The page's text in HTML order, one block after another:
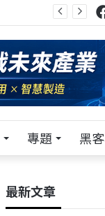
專題 黑
最新文章